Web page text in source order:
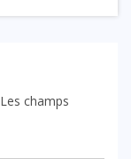
Les champs